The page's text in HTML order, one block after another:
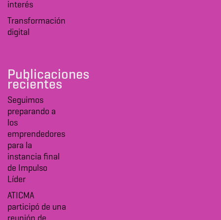
interés
Transformación
digital
Publicaciones
recientes
Seguimos
preparando a
los
emprendedores
para la
instancia final
de Impulso
Líder
ATICMA
participó de una